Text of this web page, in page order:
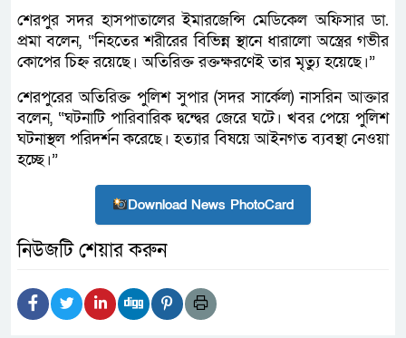
শেরপুর সদর হাসপাতালের ইমারজেন্সি মেডিকেল অফিসার ডা.
প্রমা বলেন, “নিহতের শরীরের বিভিন্ন স্থানে ধারালো অস্ত্রের গভীর
কোপের চিহ্ন রয়েছে। অতিরিক্ত রক্তক্ষরণেই তার মৃত্যু হয়েছে।”
শেরপুরের অতিরিক্ত পুলিশ সুপার (সদর সার্কেল) নাসরিন আক্তার
বলেন, “ঘটনাটি পারিবারিক দ্বন্দ্বের জেরে ঘটে। খবর পেয়ে পুলিশ
ঘটনাস্থল পরিদর্শন করেছে। হত্যার বিষয়ে আইনগত ব্যবস্থা নেওয়া
হচ্ছে।”
Download News PhotoCard
নিউজটি শেয়ার করুন